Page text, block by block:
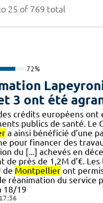
25 of 769 total
72%
3 ont été
crédits européens ont
publics de santé. Le
a ainsi bénéficié d’une
pour financer des
du [...] achevés en
de près de 1,2M d’€.
de Montpellier ont
réanimation du service
18/19